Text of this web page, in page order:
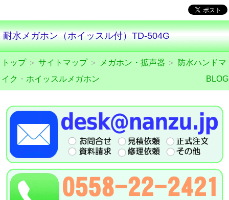
耐水メガホン（ホイッスル付）TD-504G
トップ＞ サイトマップ＞ メガホン・拡声器 ＞ 防水ハンドマ
イク ・ ホイッスルメガホン BLOG